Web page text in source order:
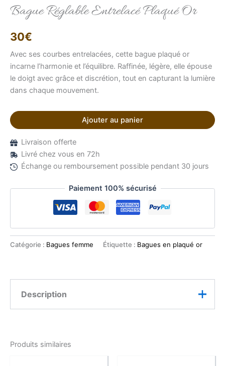
Bague Réglable Entrelacé Plaqué Or
30€
Avec ses courbes entrelacées, cette bague plaqué or
incarne l’harmonie et l’équilibre. Raffinée, légère, elle épouse
le doigt avec grâce et discrétion, tout en capturant la lumière
dans chaque mouvement.
Ajouter au panier
Livraison offerte
Livré chez vous en 72h
Échange ou remboursement possible pendant 30 jours
Paiement 100% sécurisé
Catégorie : Bagues femme Étiquette : Bagues en plaqué or
Description
Type : Bague réglable
Finition : Plaqué or
Produits similaires
Comment puis-je vous aider ?